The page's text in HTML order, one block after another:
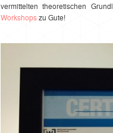
vermittelten theoretischen
Workshopszu Gute!